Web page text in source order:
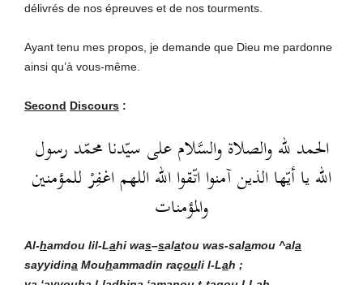
délivrés de nos épreuves et de nos tourments.
Ayant tenu mes propos, je demande que Dieu me pardonne
ainsi qu’à vous-même.
Second Discours :
الحمد لله والصلاة والسَّلام على سيّدنا محمّد رسول
الله يا أيّها الذين آمنوا اتّقوا الله اللهم اغفِرْ للمؤمنين
والمؤمنات
Al-hamdou lil-Lahi was–salatou was-salamou ^ala
sayyidina Mouhammadin raçouli l-Lah ;